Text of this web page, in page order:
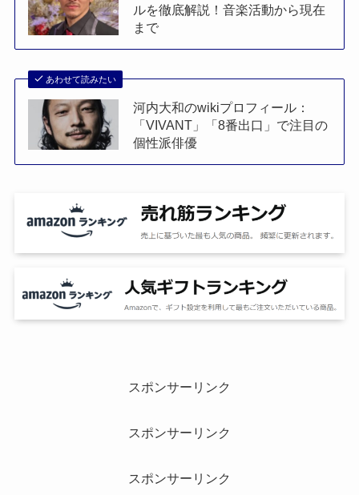
ルを徹底解説！音楽活動から現在
まで
あわせて読みたい
河内大和のwikiプロフィール：
「VIVANT」「8番出口」で注目の
個性派俳優
スポンサーリンク
スポンサーリンク
スポンサーリンク